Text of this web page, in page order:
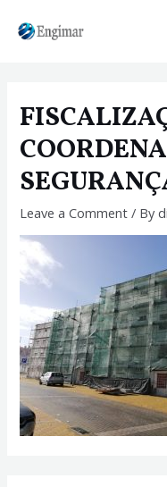
Leave a Comment / By